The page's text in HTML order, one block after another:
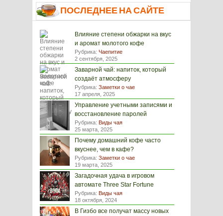
ПОСЛЕДНЕЕ НА САЙТЕ
Влияние степени обжарки на вкус
и аромат молотого кофе
Рубрика: Чаепитие
2 сентября, 2025
Заварной чай: напиток, который
создаёт атмосферу
Рубрика: Заметки о чае
17 апреля, 2025
Управление учетными записями и
восстановление паролей
Рубрика: Виды чая
25 марта, 2025
Почему домашний кофе часто
вкуснее, чем в кафе?
Рубрика: Заметки о чае
19 марта, 2025
Загадочная удача в игровом
автомате Three Star Fortune
Рубрика: Виды чая
18 октября, 2024
В Гизбо все получат массу новых